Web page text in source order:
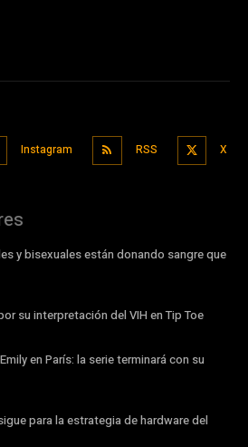
Instagram RSS X
y bisexuales están donando sangre que
su interpretación del VIH en Tip Toe
en París: la serie terminará con su
para la estrategia de hardware del